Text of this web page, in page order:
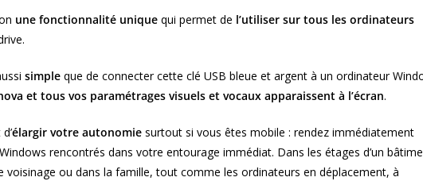
une fonctionnalité unique qui permet de l’utiliser sur tous les ordinateurs
simple que de connecter cette clé USB bleue et argent à un ordinateur
et tous vos paramétrages visuels et vocaux apparaissent à l’écran.
élargir votre autonomie surtout si vous êtes mobile : rendez immédiatement
rencontrés dans votre entourage immédiat. Dans les étages d’un
voisinage ou dans la famille, tout comme les ordinateurs en déplacement, à